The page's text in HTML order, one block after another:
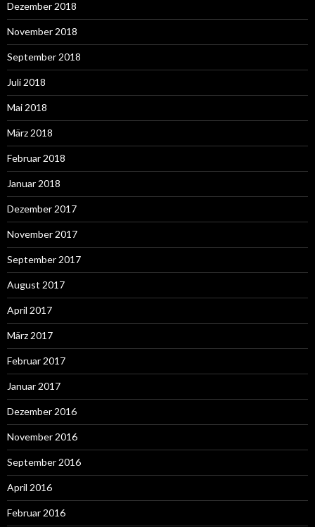
Dezember 2018
November 2018
September 2018
Juli 2018
Mai 2018
März 2018
Februar 2018
Januar 2018
Dezember 2017
November 2017
September 2017
August 2017
April 2017
März 2017
Februar 2017
Januar 2017
Dezember 2016
November 2016
September 2016
April 2016
Februar 2016